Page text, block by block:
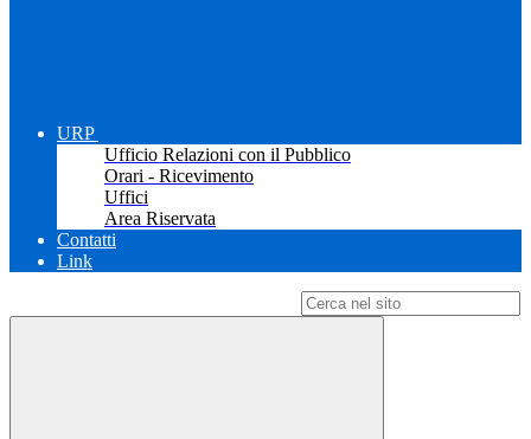
URP
Ufficio Relazioni con il Pubblico
Orari - Ricevimento
Uffici
Area Riservata
Contatti
Link